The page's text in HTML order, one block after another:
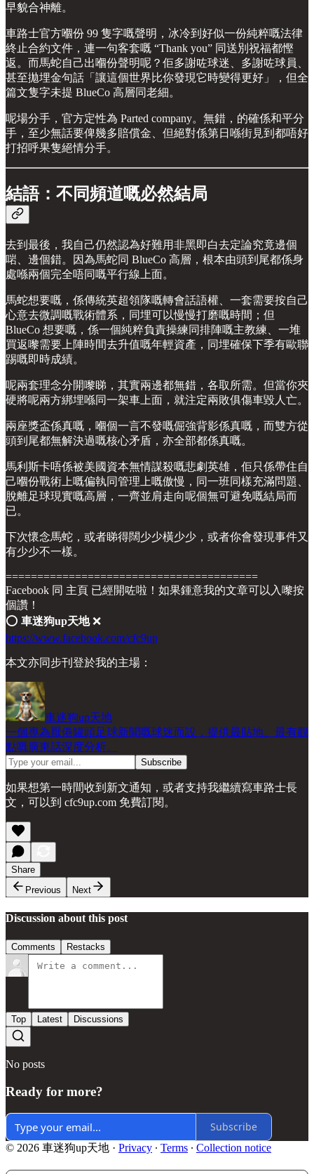
早貌合神離。
車路士官方嗰份 99 隻字嘅聲明，冰冷到好似一份純粹嘅法律
終止合約文件，連一句客套嘅 “Thank you” 同送別祝福都慳
返。而馬蛇自己出嗰份聲明呢？佢多謝咗球迷、多謝咗球員、
甚至拋埋金句話「讓這個世界比你發現它時變得更好」，但全
篇文隻字未提 BlueCo 高層同老細。
呢場分手，官方定性為 Parted company。無錯，的確係和平分
手，至少無話要俾幾多賠償金、但絕對係第日喺街見到都唔好
打招呼果隻絕情分手。
結語：不同頻道嘅必然結局
去到最後，我自己仍然認為好難用非黑即白去定論究竟邊個
啱、邊個錯。因為馬蛇同 BlueCo 高層，根本由頭到尾都係身
處喺兩個完全唔同嘅平行線上面。
馬蛇想要嘅，係傳統英超領隊嘅轉會話語權、一套需要按自己
心意去微調嘅戰術體系，同埋可以慢慢打磨嘅時間；但
BlueCo 想要嘅，係一個純粹負責操練同排陣嘅主教練、一堆
買返嚟需要上陣時間去升值嘅年輕資產，同埋確保下季有歐聯
踢嘅即時成績。
呢兩套理念分開嚟睇，其實兩邊都無錯，各取所需。但當你夾
硬將呢兩方綁埋喺同一架車上面，就注定兩敗俱傷車毀人亡。
兩座獎盃係真嘅，嗰個一言不發嘅倔強背影係真嘅，而雙方從
頭到尾都無解決過嘅核心矛盾，亦全部都係真嘅。
馬利斯卡唔係被美國資本無情謀殺嘅悲劇英雄，佢只係帶住自
己嗰份戰術上嘅偏執同管理上嘅傲慢，同一班同樣充滿問題、
脫離足球現實嘅高層，一齊並肩走向呢個無可避免嘅結局而
已。
下次懷念馬蛇，或者睇得闊少少橫少少，或者你會發現事件又
有少少不一樣。
========================================
Facebook 同 主頁 已經開咗啦！如果鍾意我的文章可以入嚟按
個讚！
⭕️ 車迷狗up天地❌
https://www.facebook.com/cfc9up
本文亦同步刊登於我的主場：
車迷狗up天地
一個專為厭倦罐頭足球新聞嘅球迷而設，提供最貼地、最有觀
點嘅廣東話深度分析。
如果想第一時間收到新文通知，或者支持我繼續寫車路士長
文，可以到 cfc9up.com 免費訂閱。
Share
Previous
Next
Discussion about this post
Comments Restacks
Top Latest Discussions
No posts
Ready for more?
Subscribe
© 2026 車迷狗up天地 · Privacy ∙ Terms ∙ Collection notice